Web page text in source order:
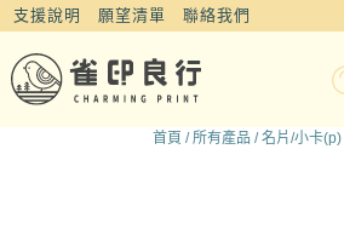
支援說明 願望清單 聯絡我們
首頁 /所有產品 /名片/小卡(p)